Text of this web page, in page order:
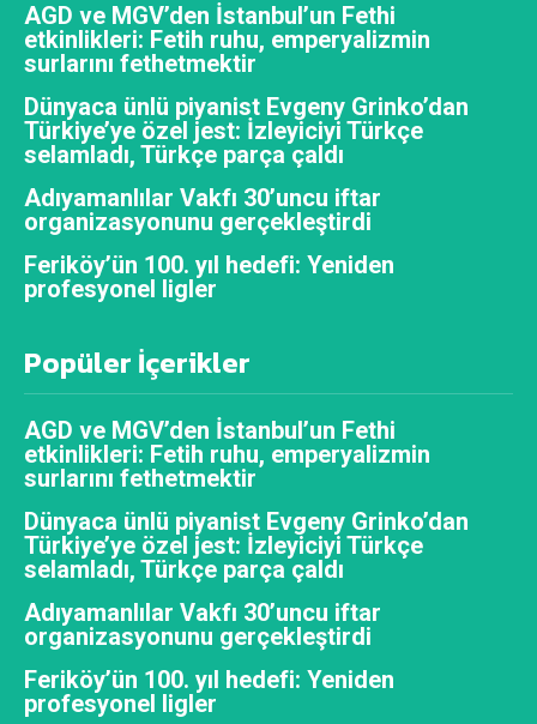
AGD ve MGV’den İstanbul’un Fethi
etkinlikleri: Fetih ruhu, emperyalizmin
surlarını fethetmektir
Dünyaca ünlü piyanist Evgeny Grinko’dan
Türkiye’ye özel jest: İzleyiciyi Türkçe
selamladı, Türkçe parça çaldı
Adıyamanlılar Vakfı 30’uncu iftar
organizasyonunu gerçekleştirdi
Feriköy’ün 100. yıl hedefi: Yeniden
profesyonel ligler
Popüler İçerikler
AGD ve MGV’den İstanbul’un Fethi
etkinlikleri: Fetih ruhu, emperyalizmin
surlarını fethetmektir
Dünyaca ünlü piyanist Evgeny Grinko’dan
Türkiye’ye özel jest: İzleyiciyi Türkçe
selamladı, Türkçe parça çaldı
Adıyamanlılar Vakfı 30’uncu iftar
organizasyonunu gerçekleştirdi
Feriköy’ün 100. yıl hedefi: Yeniden
profesyonel ligler